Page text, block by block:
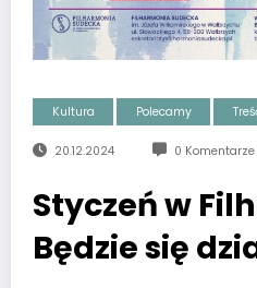
Kultura Polecamy
20.12.2024 0 Komentarze
Styczeń w
Będzie się